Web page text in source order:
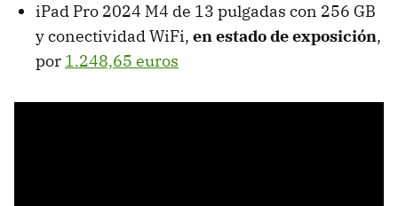
iPad Pro 2024 M4 de 13 pulgadas con 256 GB
y conectividad WiFi, en estado de exposición,
por 1.248,65 euros